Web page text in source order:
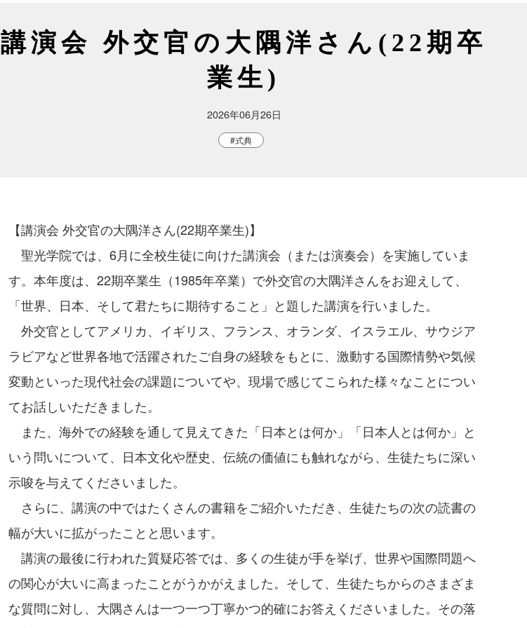
講演会 外交官の大隅洋さん(22期卒
業生)
2026年06月26日
#式典
【講演会 外交官の大隅洋さん(22期卒業生)】
聖光学院では、6月に全校生徒に向けた講演会（または演奏会）を実施していま
す。本年度は、22期卒業生（1985年卒業）で外交官の大隅洋さんをお迎えして、
「世界、日本、そして君たちに期待すること」と題した講演を行いました。
外交官としてアメリカ、イギリス、フランス、オランダ、イスラエル、サウジア
ラビアなど世界各地で活躍されたご自身の経験をもとに、激動する国際情勢や気候
変動といった現代社会の課題についてや、現場で感じてこられた様々なことについ
てお話しいただきました。
また、海外での経験を通して見えてきた「日本とは何か」「日本人とは何か」と
いう問いについて、日本文化や歴史、伝統の価値にも触れながら、生徒たちに深い
示唆を与えてくださいました。
さらに、講演の中ではたくさんの書籍をご紹介いただき、生徒たちの次の読書の
幅が大いに拡がったことと思います。
講演の最後に行われた質疑応答では、多くの生徒が手を挙げ、世界や国際問題へ
の関心が大いに高まったことがうかがえました。そして、生徒たちからのさまざま
な質問に対し、大隅さんは一つ一つ丁寧かつ的確にお答えくださいました。その落